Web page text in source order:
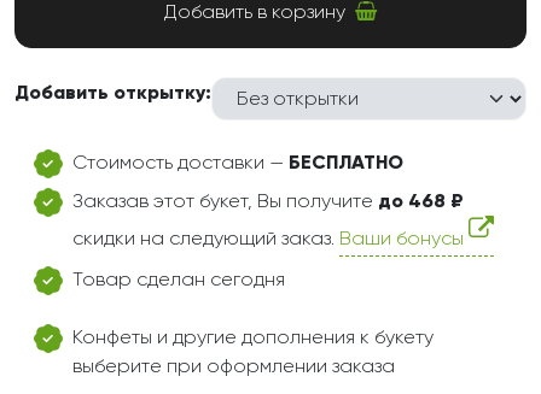
Добавить в корзину
Добавить открытку:
Стоимость доставки — БЕСПЛАТНО
Заказав этот букет, Вы получите до 468 ₽
скидки на следующий заказ. Ваши бонусы
Товар сделан сегодня
Конфеты и другие дополнения к букету
выберите при оформлении заказа